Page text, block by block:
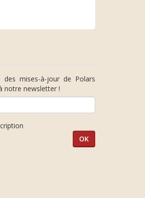
mises-à-jour de Polars
notre newsletter !